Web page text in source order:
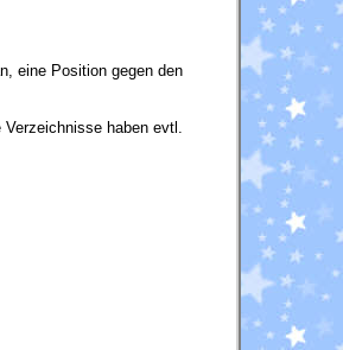
eine Position gegen den
haben evtl.